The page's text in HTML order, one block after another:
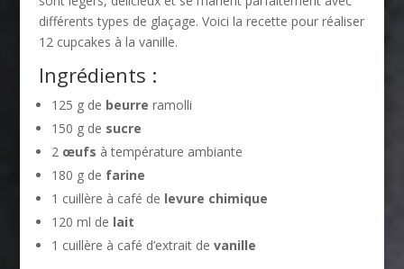
différents types de glaçage. Voici la recette pour réaliser
12 cupcakes à la vanille.
Ingrédients :
125 g de beurre ramolli
150 g de sucre
2 œufs à température ambiante
180 g de farine
1 cuillère à café de levure chimique
120 ml de lait
1 cuillère à café d’extrait de vanille